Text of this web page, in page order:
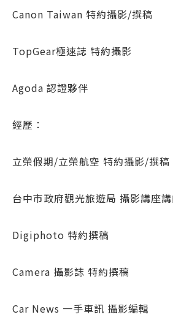
Canon Taiwan 特約攝影/撰稿
TopGear極速誌 特約攝影
Agoda 認證夥伴
經歷：
立榮假期/立榮航空 特約攝影/撰稿
台中市政府觀光旅遊局 攝影講座
Digiphoto 特約撰稿
Camera 攝影誌 特約撰稿
Car News 一手車訊 攝影編輯